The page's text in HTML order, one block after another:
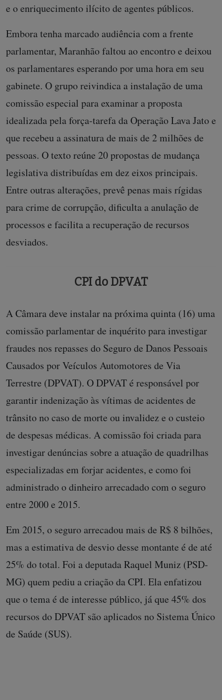
e o enriquecimento ilícito de agentes públicos.
Embora tenha marcado audiência com a frente
parlamentar, Maranhão faltou ao encontro e deixou
os parlamentares esperando por uma hora em seu
gabinete. O grupo reivindica a instalação de uma
comissão especial para examinar a proposta
idealizada pela força-tarefa da Operação Lava Jato e
que recebeu a assinatura de mais de 2 milhões de
pessoas. O texto reúne 20 propostas de mudança
legislativa distribuídas em dez eixos principais.
Entre outras alterações, prevê penas mais rígidas
para crime de corrupção, dificulta a anulação de
processos e facilita a recuperação de recursos
desviados.
CPI do DPVAT
A Câmara deve instalar na próxima quinta (16) uma
comissão parlamentar de inquérito para investigar
fraudes nos repasses do Seguro de Danos Pessoais
Causados por Veículos Automotores de Via
Terrestre (DPVAT). O DPVAT é responsável por
garantir indenização às vítimas de acidentes de
trânsito no caso de morte ou invalidez e o custeio
de despesas médicas. A comissão foi criada para
investigar denúncias sobre a atuação de quadrilhas
especializadas em forjar acidentes, e como foi
administrado o dinheiro arrecadado com o seguro
entre 2000 e 2015.
Em 2015, o seguro arrecadou mais de R$ 8 bilhões,
mas a estimativa de desvio desse montante é de até
25% do total. Foi a deputada Raquel Muniz (PSD-
MG) quem pediu a criação da CPI. Ela enfatizou
que o tema é de interesse público, já que 45% dos
recursos do DPVAT são aplicados no Sistema Único
de Saúde (SUS).